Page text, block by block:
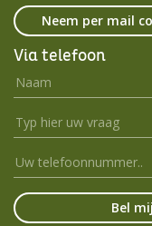
Via telefoon